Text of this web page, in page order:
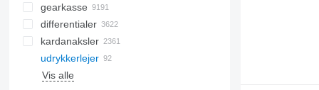
gearkasse
differentialer
kardanaksler
udrykkerlejer
Vis alle